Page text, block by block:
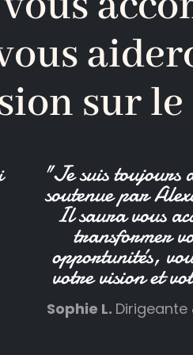
sur
"Je suis toujours
soutenue par
Il saura vous
transformer
opportunités,
votre vision et
Sophie L. Dirigeante